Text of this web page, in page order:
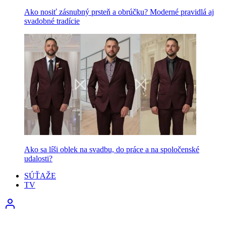
Ako nosiť zásnubný prsteň a obrúčku? Moderné pravidlá aj
svadobné tradície
Ako sa líši oblek na svadbu, do práce a na spoločenské
udalosti?
SÚŤAŽE
TV